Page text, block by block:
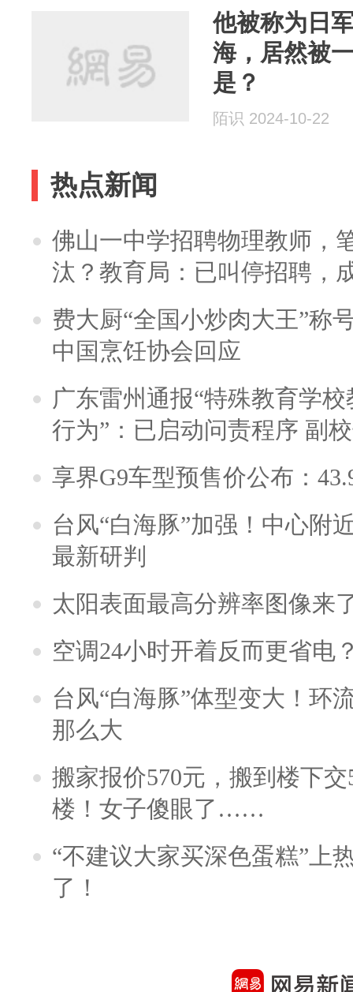
他被称为日
海，居然被
是？
陌识 2024-10-22
热点新闻
佛山一中学招聘物理教师，
汰？教育局：已叫停招聘，
费大厨“全国小炒肉大王”称
中国烹饪协会回应
广东雷州通报“特殊教育学
行为”：已启动问责程序 副
享界G9车型预售价公布：
台风“白海豚”加强！中心附
最新研判
太阳表面最高分辨率图像来
空调24小时开着反而更省电
台风“白海豚”体型变大！环
那么大
搬家报价570元，搬到楼下
楼！女子傻眼了……
“不建议大家买深色蛋糕”上
了！